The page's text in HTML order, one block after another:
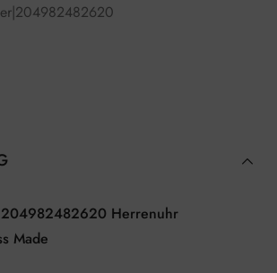
204982482620 Herrenuhr
Made